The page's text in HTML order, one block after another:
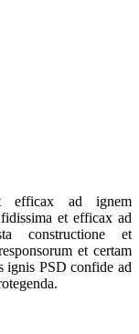
efficax ad ignem
et efficax ad
constructione et
et certam
ignis PSD confide ad